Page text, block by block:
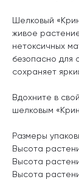
Шелковый
живое
нетоксичных
безопасно для
сохраняет
Вдохните в
шелковым
Размеры
Высота
Высота
Высота